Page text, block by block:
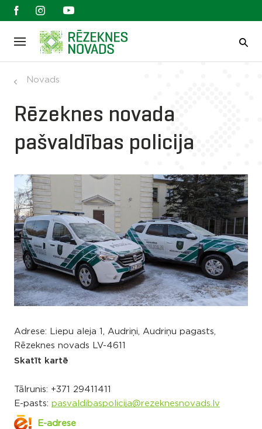
Novads
Rēzeknes novada
pašvaldības policija
Adrese: Liepu aleja 1, Audriņi, Audriņu pagasts,
Rēzeknes novads LV-4611
Skatīt kartē
Tālrunis: +371 29411411
E-pasts: pasvaldibaspolicija@rezeknesnovads.lv
E-adrese